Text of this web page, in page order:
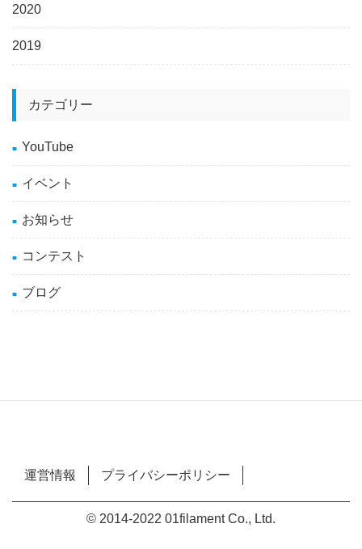
2020
2019
カテゴリー
YouTube
イベント
お知らせ
コンテスト
ブログ
運営情報 プライバシーポリシー
© 2014-2022 01filament Co., Ltd.